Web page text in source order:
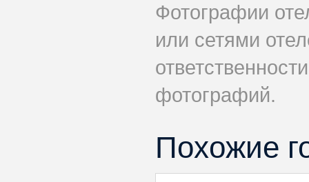
Фотографии
или сетями
фотографий.
Похожие